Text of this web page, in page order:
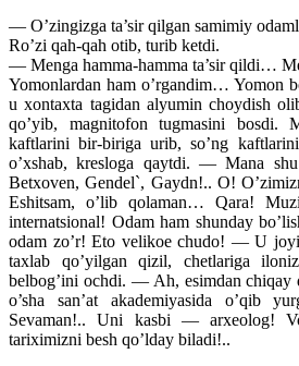
— O’zingizga ta’sir qilgan samimiy
Ro’zi qah-qah otib, turib ketdi.
— Menga hamma-hamma ta’sir qildi…
Yomonlardan ham o’rgandim… Yomon
u xontaxta tagidan alyumin choydish
qo’yib, magnitofon tugmasini bosdi.
kaftlarini bir-biriga urib, so’ng
o’xshab, kresloga qaytdi. — Mana
Betxoven, Gendel`, Gaydn!.. O!
Eshitsam, o’lib qolaman… Qara!
internatsional! Odam ham shunday
odam zo’r! Eto velikoe chudo! — U
taxlab qo’yilgan qizil, chetlariga
belbog’ini ochdi. — Ah, esimdan chiqay
o’sha san’at akademiyasida o’qib
Sevaman!.. Uni kasbi — arxeolog!
tariximizni besh qo’lday biladi!..